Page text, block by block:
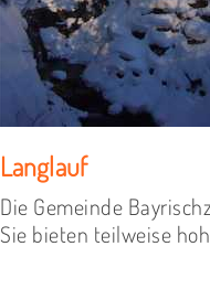
Langlauf
Die Gemeinde
Sie bieten teilweise